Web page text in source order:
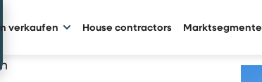
verkaufen House contractors Marktsegmente